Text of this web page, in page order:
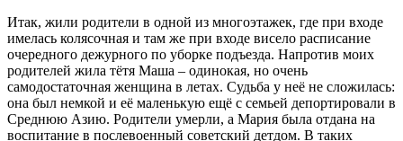
Итак, жили родители в одной из многоэтажек, где при входе
имелась колясочная и там же при входе висело расписание
очередного дежурного по уборке подъезда. Напротив моих
родителей жила тётя Маша – одинокая, но очень
самодостаточная женщина в летах. Судьба у неё не сложилась:
она был немкой и её маленькую ещё с семьей депортировали в
Среднюю Азию. Родители умерли, а Мария была отдана на
воспитание в послевоенный советский детдом. В таких